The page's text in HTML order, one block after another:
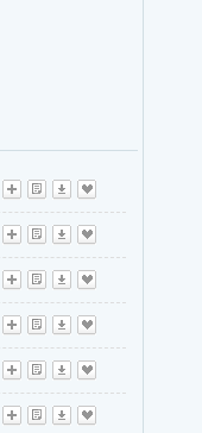
播 歌 下 收
播 歌 下 收
播 歌 下 收
播 歌 下 收
播 歌 下 收